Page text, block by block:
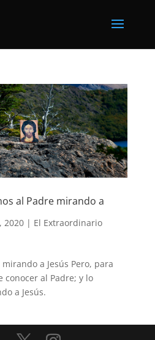
al Padre mirando a
2020| El Extraordinario
a Jesús Pero, para
conocer al Padre; y lo
a Jesús.